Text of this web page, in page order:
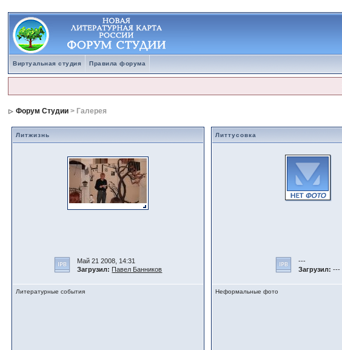
Виртуальная студия Правила форума
Форум Студии > Галерея
Литжизнь
Май 21 2008, 14:31
Загрузил: Павел Банников
Литературные события
Литтусовка
---
Загрузил: ---
Неформальные фото